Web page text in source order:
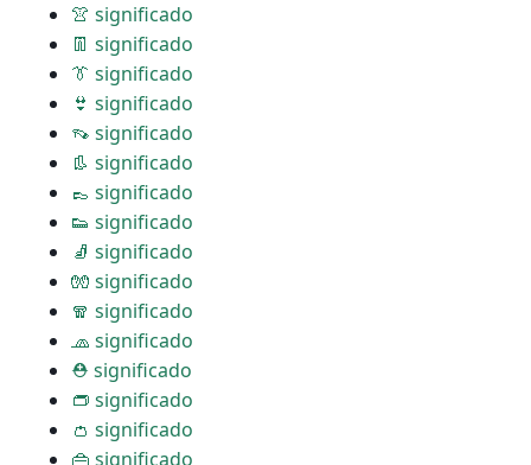
👚 significado
👖 significado
👔 significado
👙 significado
👡 significado
👢 significado
👞 significado
👟 significado
🧦 significado
🧤 significado
🧣 significado
🧢 significado
⛑ significado
👝 significado
👛 significado
👜 significado